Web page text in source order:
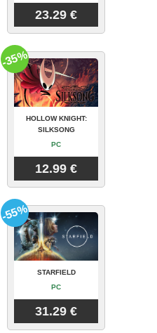
23.29 €
HOLLOW KNIGHT:
SILKSONG
PC
12.99 €
-35%
STARFIELD
PC
31.29 €
-55%